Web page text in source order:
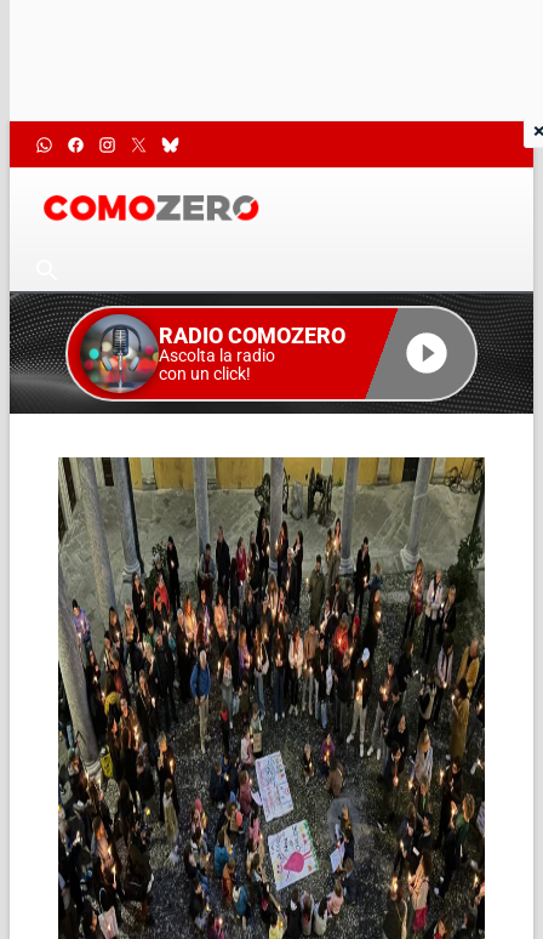
RADIO COMOZERO
Ascolta la radio
con un click!